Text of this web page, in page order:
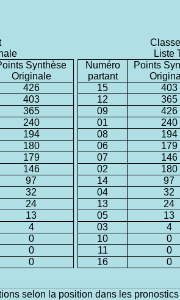
Synthèse
Originale
426
403
365
240
194
180
179
146
97
32
24
13
4
0
0
0
Liste
Numéro
partant
Points
15
403
12
365
09
426
01
240
08
194
06
179
07
146
02
180
14
97
04
32
13
24
05
13
03
4
10
0
11
0
16
0
selon la position dans les pronostics